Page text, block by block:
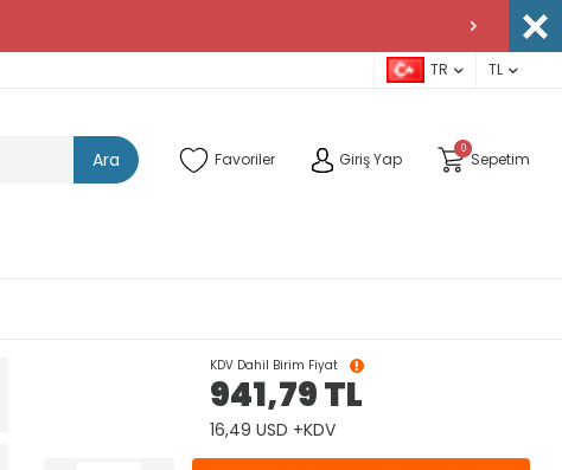
TR TL
Ara Favoriler Giriş Yap
0
Sepetim
KDV Dahil Birim Fiyat
941,79TL
16,49 USD +KDV